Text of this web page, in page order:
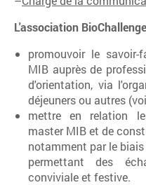
L'association
promouvoir le
MIB auprès de
d'orientation, via
déjeuners ou autres
mettre en relation
master MIB et de
notamment par le
permettant des
conviviale et festive.